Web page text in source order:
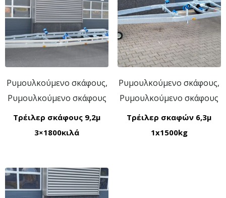
Ρυμουλκούμενο σκάφους,
Ρυμουλκούμενο σκάφους
Τρέιλερ σκάφους 9,2μ
3×1800κιλά
Ρυμουλκούμενο σκάφους,
Ρυμουλκούμενο σκάφους
Τρέιλερ σκαφών 6,3μ
1x1500kg